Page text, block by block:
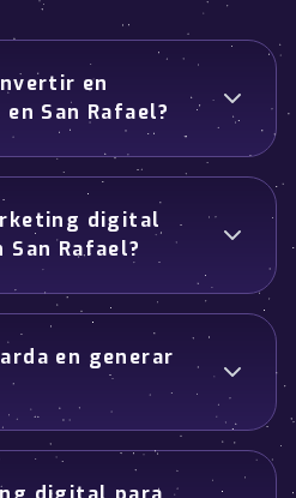
en
San Rafael?
digital
Rafael?
en generar